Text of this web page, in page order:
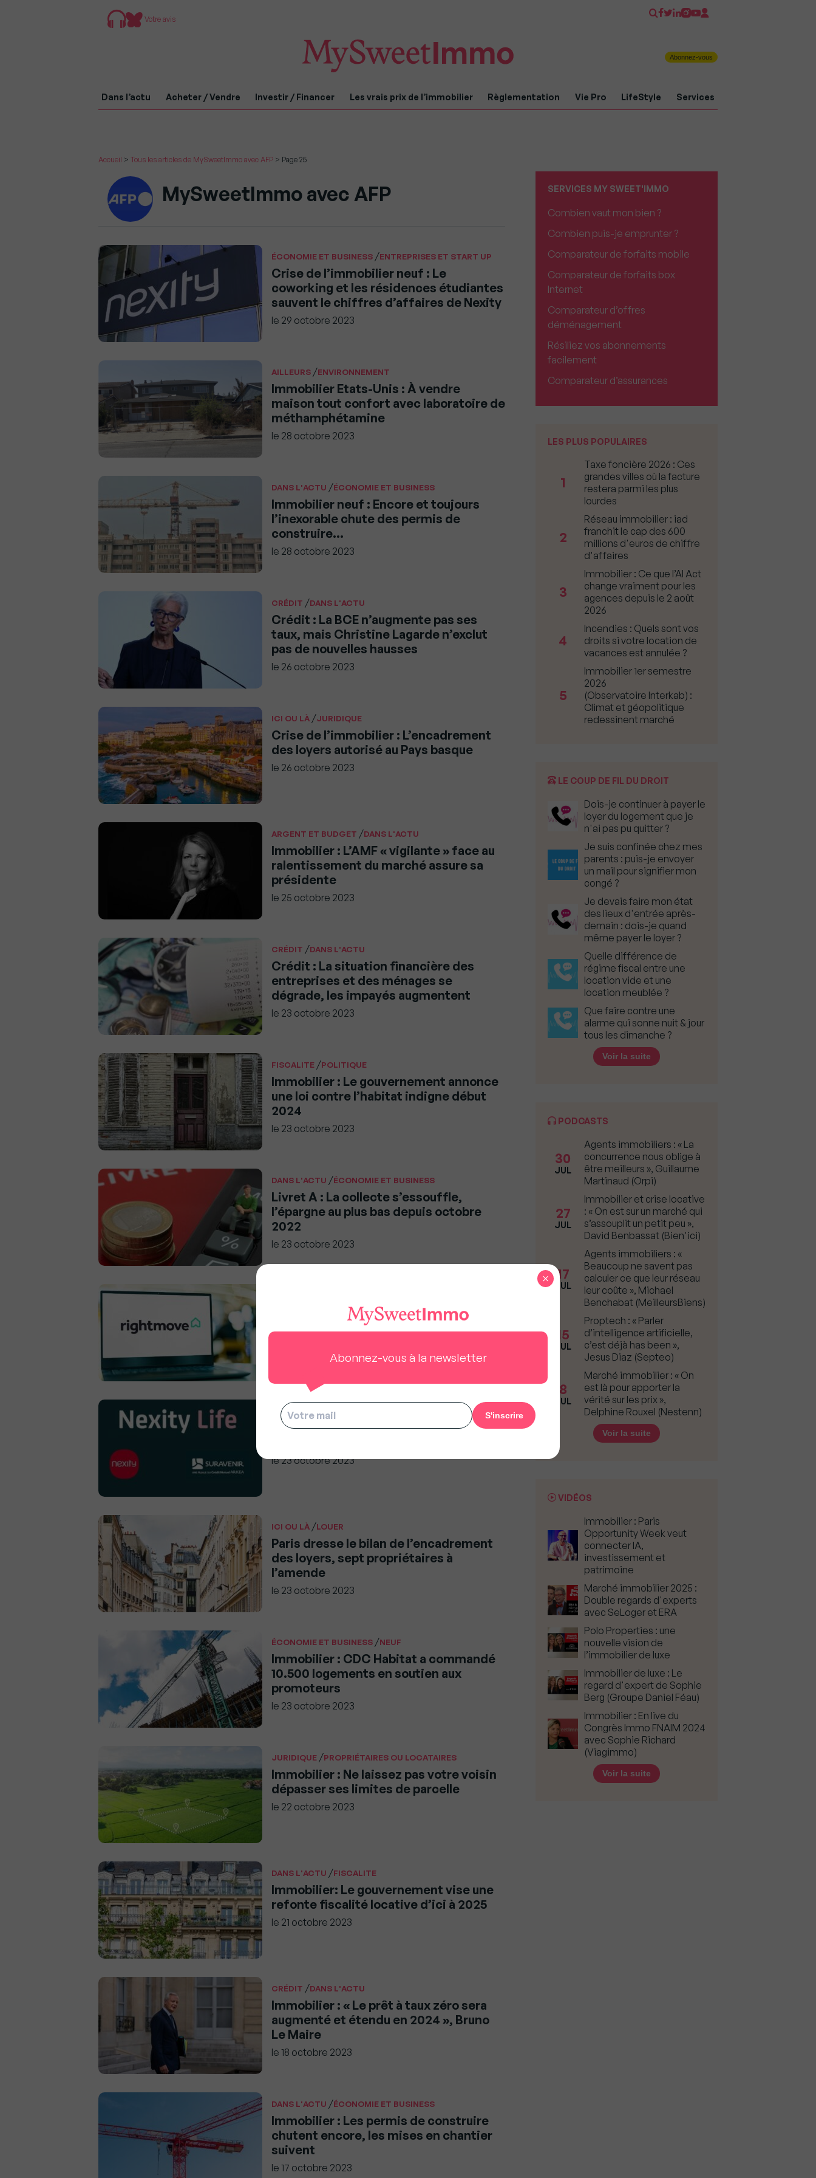
Votre avis
Abonnez-vous
Dans l’actu Acheter / Vendre Investir / Financer Les vrais prix de l’immobilier Règlementation Vie Pro LifeStyle Services
Accueil > Tous les articles de MySweetImmo avec AFP > Page 25
MySweetImmo avec AFP
ÉCONOMIE ET BUSINESS /ENTREPRISES ET START UP
Crise de l’immobilier neuf : Le
coworking et les résidences étudiantes
sauvent le chiffres d’affaires de Nexity
le 29 octobre 2023
AILLEURS /ENVIRONNEMENT
Immobilier Etats-Unis : À vendre
maison tout confort avec laboratoire de
méthamphétamine
le 28 octobre 2023
DANS L'ACTU /ÉCONOMIE ET BUSINESS
Immobilier neuf : Encore et toujours
l’inexorable chute des permis de
construire…
le 28 octobre 2023
CRÉDIT /DANS L'ACTU
Crédit : La BCE n’augmente pas ses
taux, mais Christine Lagarde n’exclut
pas de nouvelles hausses
le 26 octobre 2023
ICI OU LÀ /JURIDIQUE
Crise de l’immobilier : L’encadrement
des loyers autorisé au Pays basque
le 26 octobre 2023
ARGENT ET BUDGET /DANS L'ACTU
Immobilier : L’AMF « vigilante » face au
ralentissement du marché assure sa
présidente
le 25 octobre 2023
CRÉDIT /DANS L'ACTU
Crédit : La situation financière des
entreprises et des ménages se
dégrade, les impayés augmentent
le 23 octobre 2023
FISCALITE /POLITIQUE
Immobilier : Le gouvernement annonce
une loi contre l’habitat indigne début
2024
le 23 octobre 2023
DANS L'ACTU /ÉCONOMIE ET BUSINESS
Livret A : La collecte s’essouffle,
l’épargne au plus bas depuis octobre
2022
le 23 octobre 2023
Immobilier Royaume Uni : lRightmove
bousculé par une concurrence accrue
ARGENT ET BUDGET ENTREPRISES ET START UP
Crise de l’immobilier : Nexity se lance
le23 octobre 2023
ICI OU LÀ /LOUER
Paris dresse le bilan de l’encadrement
des loyers, sept propriétaires à
l’amende
le 23 octobre 2023
ÉCONOMIE ET BUSINESS /NEUF
Immobilier : CDC Habitat a commandé
10.500 logements en soutien aux
promoteurs
le 23 octobre 2023
JURIDIQUE /PROPRIÉTAIRES OU LOCATAIRES
Immobilier : Ne laissez pas votre voisin
dépasser ses limites de parcelle
le 22 octobre 2023
DANS L'ACTU /FISCALITE
Immobilier: Le gouvernement vise une
refonte fiscalité locative d’ici à 2025
le 21 octobre 2023
CRÉDIT /DANS L'ACTU
Immobilier : « Le prêt à taux zéro sera
augmenté et étendu en 2024 », Bruno
Le Maire
le 18 octobre 2023
DANS L'ACTU /ÉCONOMIE ET BUSINESS
Immobilier : Les permis de construire
chutent encore, les mises en chantier
suivent
le 17 octobre 2023
SERVICES MY SWEET'IMMO
Combien vaut mon bien ?
Combien puis-je emprunter ?
Comparateur de forfaits mobile
Comparateur de forfaits box
Internet
Comparateur d’offres
déménagement
Résiliez vos abonnements
facilement
Comparateur d’assurances
LES PLUS POPULAIRES
1
Taxe foncière 2026 : Ces
grandes villes où la facture
restera parmi les plus
lourdes
2
Réseau immobilier : iad
franchit le cap des 600
millions d'euros de chiffre
d'affaires
3
Immobilier : Ce que l’AI Act
change vraiment pour les
agences depuis le 2 août
2026
4
Incendies : Quels sont vos
droits si votre location de
vacances est annulée ?
5
Immobilier 1er semestre
2026
(Observatoire Interkab) :
Climat et géopolitique
redessinent marché
LE COUP DE FIL DU DROIT
Dois-je continuer à payer le
loyer du logement que je
n'ai pas pu quitter ?
Je suis confinée chez mes
parents : puis-je envoyer
un mail pour signifier mon
congé ?
Je devais faire mon état
des lieux d'entrée après-
demain : dois-je quand
même payer le loyer ?
Quelle différence de
régime fiscal entre une
location vide et une
location meublée ?
Que faire contre une
alarme qui sonne nuit & jour
tous les dimanche ?
Voir la suite
PODCASTS
30
JUL
Agents immobiliers : « La
concurrence nous oblige à
être meilleurs », Guillaume
Martinaud (Orpi)
27
JUL
Immobilier et crise locative
: « On est sur un marché qui
s’assouplit un petit peu »,
David Benbassat (Bien'ici)
17
JUL
Agents immobiliers : «
Beaucoup ne savent pas
calculer ce que leur réseau
leur coûte », Michael
Benchabat (MeilleursBiens)
15
JUL
Proptech : « Parler
d’intelligence artificielle,
c’est déjà has been »,
Jesus Diaz (Septeo)
8
JUL
Marché immobilier : « On
est là pour apporter la
vérité sur les prix »,
Delphine Rouxel (Nestenn)
Voir la suite
VIDÉOS
Immobilier : Paris
Opportunity Week veut
connecter IA,
investissement et
patrimoine
Marché immobilier 2025 :
Double regards d'experts
avec SeLoger et ERA
Polo Properties : une
nouvelle vision de
l’immobilier de luxe
Immobilier de luxe : Le
regard d'expert de Sophie
Berg (Groupe Daniel Féau)
Immobilier : En live du
Congrès Immo FNAIM 2024
avec Sophie Richard
(Viagimmo)
Voir la suite
Abonnez-vous à la newsletter
×